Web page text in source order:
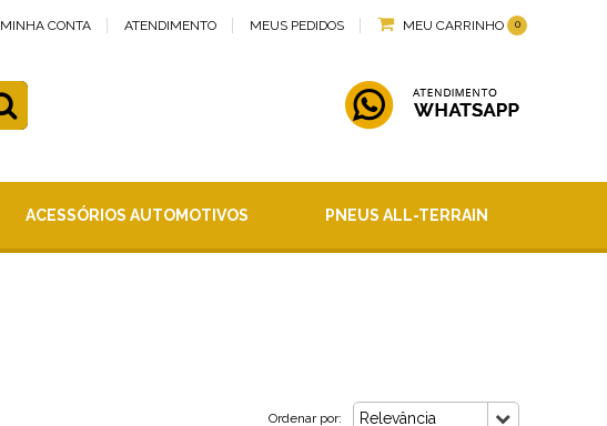
MEU CARRINHO 0
MINHA CONTA ATENDIMENTO MEUS PEDIDOS
ACESSÓRIOS AUTOMOTIVOS PNEUS ALL-TERRAIN
Ordenar por: Relevância